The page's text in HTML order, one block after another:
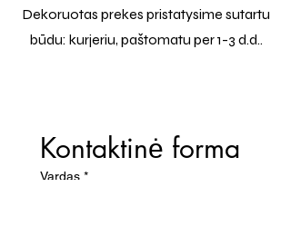
Dekoruotas prekes pristatysime sutartu
būdu: kurjeriu, paštomatu per 1-3 d.d..
Kontaktinė forma
Vardas *